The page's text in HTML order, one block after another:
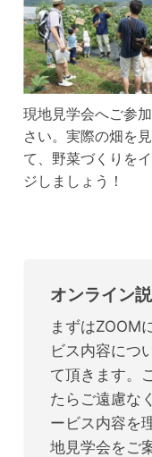
現地見学会へご参
さい。実際の畑を
て、野菜づくりを
ジしましょう！
オンライン
まずはZOOM
ビス内容につ
て頂きます。
たらご遠慮な
ービス内容を
地見学会をご